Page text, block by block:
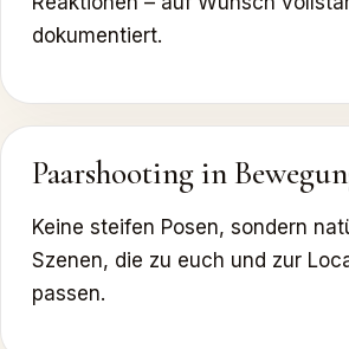
dokumentiert.
Paarshooting in
Keine steifen Posen, sondern
Szenen, die zu euch und zur
passen.